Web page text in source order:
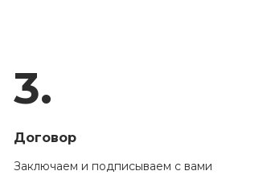
3.
Договор
Заключаем и подписываем с вами